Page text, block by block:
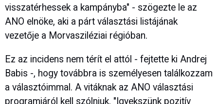
visszatérhessek a kampányba" - szögezte le az
ANO elnöke, aki a párt választási listájának
vezetője a Morvasziléziai régióban.
Ez az incidens nem térít el attól - fejtette ki Andrej
Babis -, hogy továbbra is személyesen találkozzam
a választóimmal. A vitáknak az ANO választási
programjáról kell szólniuk. "Igyekszünk pozitív